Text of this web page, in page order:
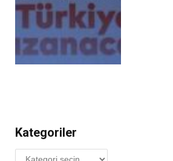
Kategoriler
Kategoriler